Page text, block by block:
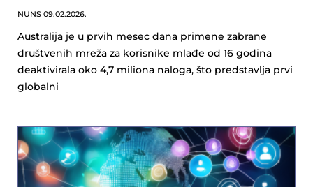
NUNS 09.02.2026.
Australija je u prvih mesec dana primene zabrane
društvenih mreža za korisnike mlađe od 16 godina
deaktivirala oko 4,7 miliona naloga, što predstavlja prvi
globalni